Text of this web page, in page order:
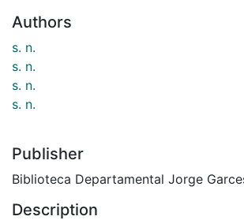
Authors
s. n.
s. n.
s. n.
s. n.
Publisher
Biblioteca Departamental Jorge
Description